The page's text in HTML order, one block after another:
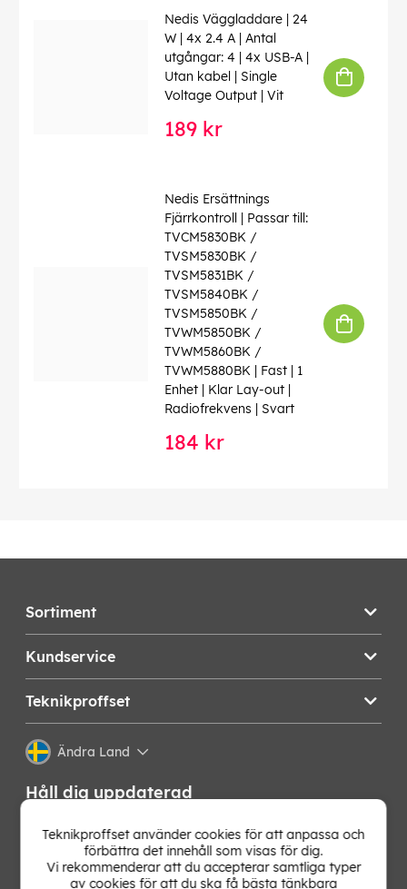
Nedis Väggladdare | 24
W | 4x 2.4 A | Antal
utgångar: 4 | 4x USB-A |
Utan kabel | Single
Voltage Output | Vit
189 kr
Nedis Ersättnings
Fjärrkontroll | Passar till:
TVCM5830BK /
TVSM5830BK /
TVSM5831BK /
TVSM5840BK /
TVSM5850BK /
TVWM5850BK /
TVWM5860BK /
TVWM5880BK | Fast | 1
Enhet | Klar Lay-out |
Radiofrekvens | Svart
184 kr
Sortiment
Kundservice
Teknikproffset
Ändra Land
Håll dig uppdaterad
Få de senaste nyheterna, hetaste erbjudandena och
bästa tipsen från oss direkt i din mejlkorg. Signa upp på
vårt nyhetsbrev!
Teknikproffset använder cookies för att anpassa och
förbättra det innehåll som visas för dig.
Vi rekommenderar att du accepterar samtliga typer
av cookies för att du ska få bästa tänkbara